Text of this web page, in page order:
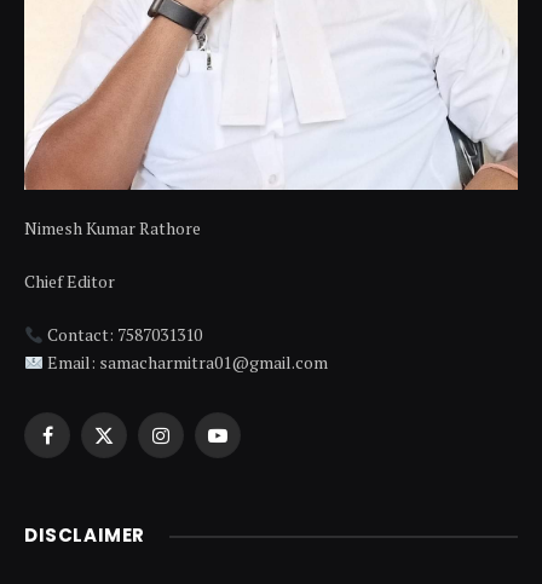
Nimesh Kumar Rathore
Chief Editor
Contact: 7587031310
Email: samacharmitra01@gmail.com
Facebook
X
InstagramYouTube
DISCLAIMER